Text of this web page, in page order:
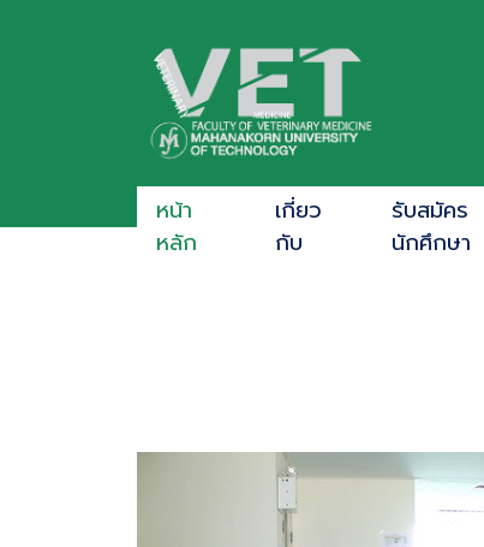
หน้า
หลัก
เกี่ยว
กับ
รับสมัคร
นักศึกษา